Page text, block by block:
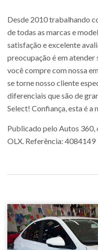
Desde 2010 trabalhando
de todas as marcas e
satisfação e excelente
preocupação é em atender
você compre com nossa
se torne nosso cliente
diferenciais que são de
Select! Confiança, esta é a
Publicado pelo Autos
OLX. Referência: 4084149